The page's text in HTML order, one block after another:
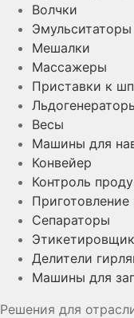
Волчки
Эмульситаторы
Мешалки
Массажеры
Приставки к
Весы
Машины для
Конвейер
Контроль
Приготовление
Сепараторы
Делители
Машины для
Решения для